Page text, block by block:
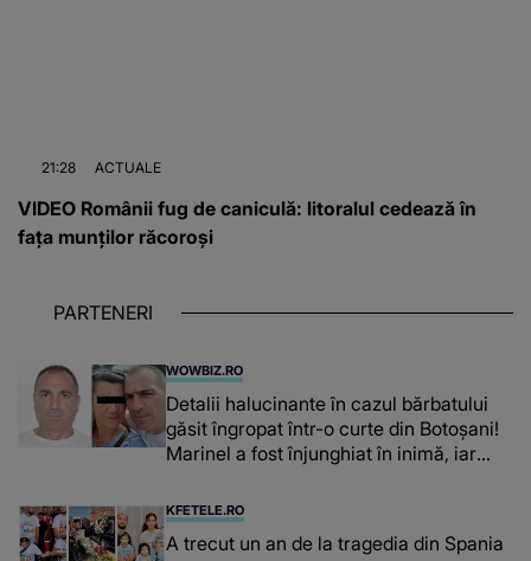
21:28 ACTUALE
VIDEO Românii fug de caniculă: litoralul cedează în
fața munților răcoroși
PARTENERI
WOWBIZ.RO
Detalii halucinante în cazul bărbatului
găsit îngropat într-o curte din Botoșani!
Marinel a fost înjunghiat în inimă, iar
suspecți
KFETELE.RO
A trecut un an de la tragedia din Spania